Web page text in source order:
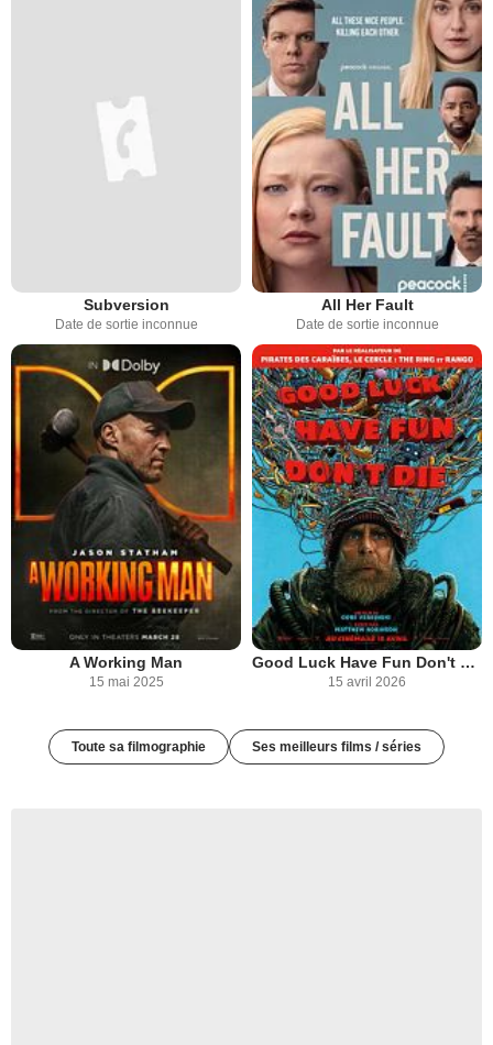
Subversion
Date de sortie inconnue
All Her Fault
Date de sortie inconnue
A Working Man
15 mai 2025
Good Luck Have Fun Don't Die
15 avril 2026
Toute sa filmographie Ses meilleurs films / séries